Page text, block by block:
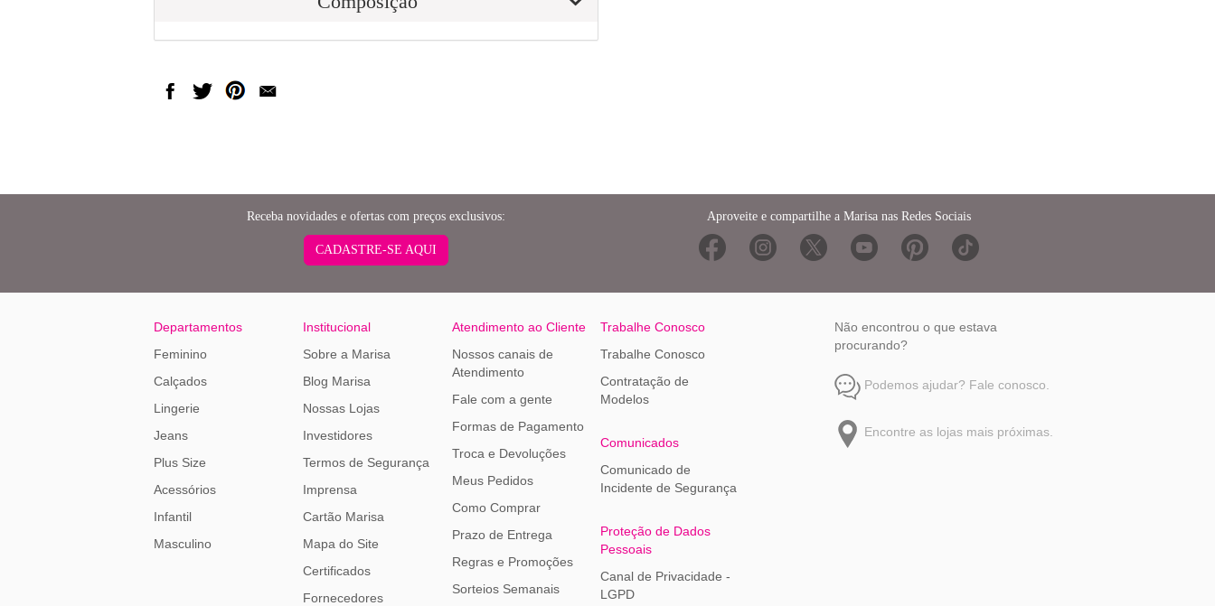
Receba novidades e ofertas com preços exclusivos:
CADASTRE-SE AQUI
Aproveite e compartilhe a Marisa nas Redes Sociais
Não encontrou o que estava
procurando?
Podemos ajudar? Fale conosco.
Encontre as lojas mais próximas.
Departamentos
Feminino
Calçados
Lingerie
Jeans
Plus Size
Acessórios
Infantil
Masculino
Institucional
Sobre a Marisa
Blog Marisa
Nossas Lojas
Investidores
Termos de Segurança
Imprensa
Cartão Marisa
Mapa do Site
Certificados
Fornecedores
Atendimento ao Cliente
Nossos canais de
Atendimento
Fale com a gente
Formas de Pagamento
Troca e Devoluções
Meus Pedidos
Como Comprar
Prazo de Entrega
Regras e Promoções
Sorteios Semanais
Trabalhe Conosco
Trabalhe Conosco
Contratação de
Modelos
Comunicados
Comunicado de
Incidente de Segurança
Proteção de Dados
Pessoais
Canal de Privacidade -
LGPD